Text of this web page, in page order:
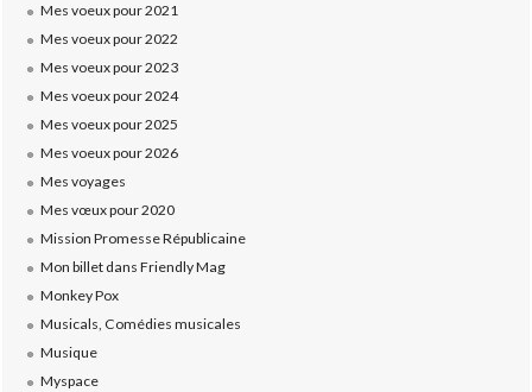
Mes voeux pour 2021
Mes voeux pour 2022
Mes voeux pour 2023
Mes voeux pour 2024
Mes voeux pour 2025
Mes voeux pour 2026
Mes voyages
Mes vœux pour 2020
Mission Promesse Républicaine
Mon billet dans Friendly Mag
Monkey Pox
Musicals, Comédies musicales
Musique
Myspace